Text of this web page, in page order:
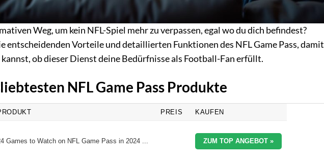
Weg, um kein NFL-Spiel mehr zu verpassen, egal wo du dich befindest?
entscheidenden Vorteile und detaillierten Funktionen des NFL Game Pass, damit
ob dieser Dienst deine Bedürfnisse als Football-Fan erfüllt.
NFL Game Pass Produkte
PREIS KAUFEN
Games to Watch on NFL Game Pass in 2024 ... ZUM TOP ANGEBOT »